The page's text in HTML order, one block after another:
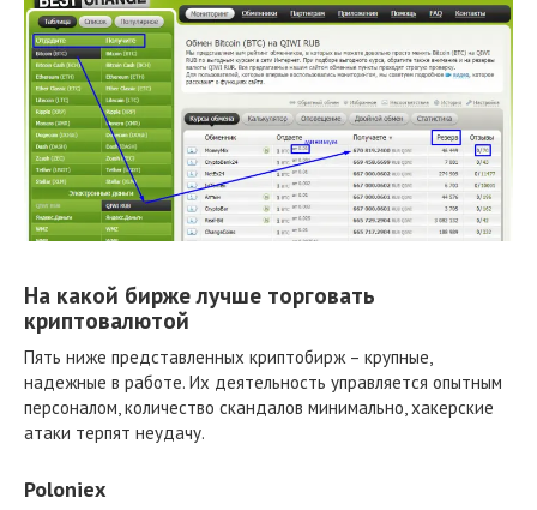
На какой бирже лучше торговать
криптовалютой
Пять ниже представленных криптобирж – крупные,
надежные в работе. Их деятельность управляется опытным
персоналом, количество скандалов минимально, хакерские
атаки терпят неудачу.
Poloniex